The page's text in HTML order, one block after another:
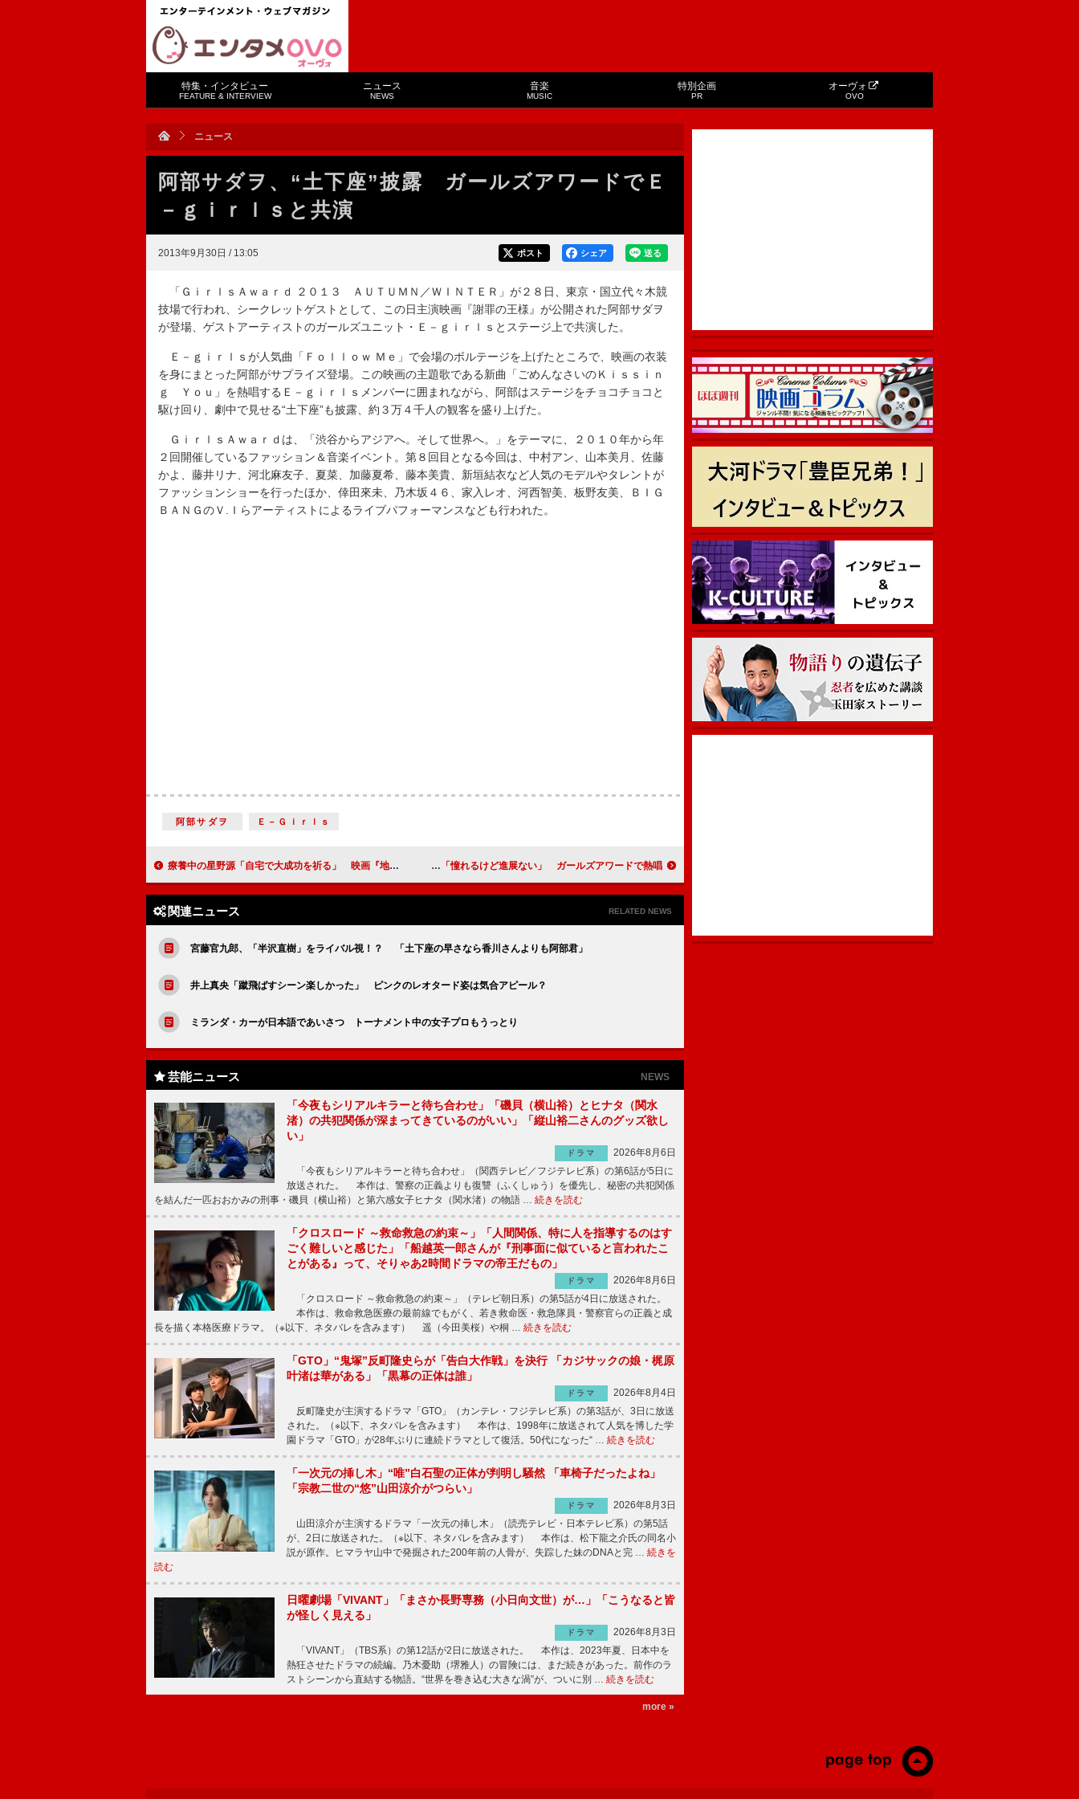
特集・インタビュー
FEATURE & INTERVIEW
ニュース
NEWS
音楽
MUSIC
特別企画
PR
オーヴォ
OVO
ニュース
阿部サダヲ、“土下座”披露 ガールズアワードでＥ
－ｇｉｒｌｓと共演
2013年9月30日 / 13:05 送る
シェア
ポスト
「ＧｉｒｌｓＡｗａｒｄ ２０１３ ＡＵＴＵＭＮ／ＷＩＮＴＥＲ」が２８日、東京・国立代々木競
技場で行われ、シークレットゲストとして、この日主演映画『謝罪の王様』が公開された阿部サダヲ
が登場、ゲストアーティストのガールズユニット・Ｅ－ｇｉｒｌｓとステージ上で共演した。
Ｅ－ｇｉｒｌｓが人気曲「Ｆｏｌｌｏｗ Ｍｅ」で会場のボルテージを上げたところで、映画の衣装
を身にまとった阿部がサプライズ登場。この映画の主題歌である新曲「ごめんなさいのＫｉｓｓｉｎ
ｇ Ｙｏｕ」を熱唱するＥ－ｇｉｒｌｓメンバーに囲まれながら、阿部はステージをチョコチョコと
駆け回り、劇中で見せる“土下座”も披露、約３万４千人の観客を盛り上げた。
ＧｉｒｌｓＡｗａｒｄは、「渋谷からアジアへ。そして世界へ。」をテーマに、２０１０年から年
２回開催しているファッション＆音楽イベント。第８回目となる今回は、中村アン、山本美月、佐藤
かよ、藤井リナ、河北麻友子、夏菜、加藤夏希、藤本美貴、新垣結衣など人気のモデルやタレントが
ファッションショーを行ったほか、倖田來未、乃木坂４６、家入レオ、河西智美、板野友美、ＢＩＧ
ＢＡＮＧのＶ.Ｉらアーティストによるライブパフォーマンスなども行われた。
阿部サダヲ Ｅ－Ｇｉｒｌｓ
療養中の星野源「自宅で大成功を祈る」 映画『地獄でなぜ悪い』初日にコメント 真麻、結婚は「憧れるけど進展ない」 ガールズアワードで熱唱
関連ニュース RELATED NEWS
宮藤官九郎、「半沢直樹」をライバル視！？ 「土下座の早さなら香川さんよりも阿部君」
井上真央「蹴飛ばすシーン楽しかった」 ピンクのレオタード姿は気合アピール？
ミランダ・カーが日本語であいさつ トーナメント中の女子プロもうっとり
芸能ニュース NEWS
「今夜もシリアルキラーと待ち合わせ」「磯貝（横山裕）とヒナタ（関水
渚）の共犯関係が深まってきているのがいい」「縦山裕二さんのグッズ欲し
い」
ドラマ
2026年8月6日
「今夜もシリアルキラーと待ち合わせ」（関西テレビ／フジテレビ系）の第6話が5日に
放送された。 本作は、警察の正義よりも復讐（ふくしゅう）を優先し、秘密の共犯関係
を結んだ一匹おおかみの刑事・磯貝（横山裕）と第六感女子ヒナタ（関水渚）の物語 … 続きを読む
「クロスロード ～救命救急の約束～」「人間関係、特に人を指導するのはす
ごく難しいと感じた」「船越英一郎さんが『刑事面に似ていると言われたこ
とがある』って、そりゃあ2時間ドラマの帝王だもの」
ドラマ
2026年8月6日
「クロスロード ～救命救急の約束～」（テレビ朝日系）の第5話が4日に放送された。
本作は、救命救急医療の最前線でもがく、若き救命医・救急隊員・警察官らの正義と成
長を描く本格医療ドラマ。（※以下、ネタバレを含みます） 遥（今田美桜）や桐 … 続きを読む
「GTO」“鬼塚”反町隆史らが「告白大作戦」を決行 「カジサックの娘・梶原
叶渚は華がある」「黒幕の正体は誰」
ドラマ
2026年8月4日
反町隆史が主演するドラマ「GTO」（カンテレ・フジテレビ系）の第3話が、3日に放送
された。（※以下、ネタバレを含みます） 本作は、1998年に放送されて人気を博した学
園ドラマ「GTO」が28年ぶりに連続ドラマとして復活。50代になった“ … 続きを読む
「一次元の挿し木」“唯”白石聖の正体が判明し騒然 「車椅子だったよね」
「宗教二世の“悠”山田涼介がつらい」
ドラマ
2026年8月3日
山田涼介が主演するドラマ「一次元の挿し木」（読売テレビ・日本テレビ系）の第5話
が、2日に放送された。（※以下、ネタバレを含みます） 本作は、松下龍之介氏の同名小
説が原作。ヒマラヤ山中で発掘された200年前の人骨が、失踪した妹のDNAと完 … 続きを
読む
日曜劇場「VIVANT」「まさか長野専務（小日向文世）が…」「こうなると皆
が怪しく見える」
ドラマ
2026年8月3日
「VIVANT」（TBS系）の第12話が2日に放送された。 本作は、2023年夏、日本中を
熱狂させたドラマの続編。乃木憂助（堺雅人）の冒険には、まだ続きがあった。前作のラ
ストシーンから直結する物語。“世界を巻き込む大きな渦”が、ついに別 … 続きを読む
more »